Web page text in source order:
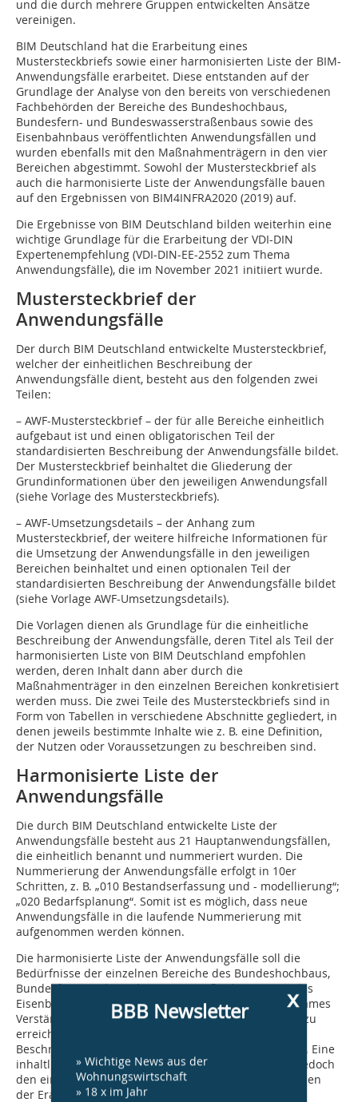
und die durch mehrere Gruppen entwickelten Ansätze
vereinigen.
BIM Deutschland hat die Erarbeitung eines
Mustersteckbriefs sowie einer harmonisierten Liste der BIM-
Anwendungsfälle erarbeitet. Diese entstanden auf der
Grundlage der Analyse von den bereits von verschiedenen
Fachbehörden der Bereiche des Bundeshochbaus,
Bundesfern- und Bundeswasserstraßenbaus sowie des
Eisenbahnbaus veröffentlichten Anwendungsfällen und
wurden ebenfalls mit den Maßnahmenträgern in den vier
Bereichen abgestimmt. Sowohl der Mustersteckbrief als
auch die harmonisierte Liste der Anwendungsfälle bauen
auf den Ergebnissen von BIM4INFRA2020 (2019) auf.
Die Ergebnisse von BIM Deutschland bilden weiterhin eine
wichtige Grundlage für die Erarbeitung der VDI-DIN
Expertenempfehlung (VDI-DIN-EE-2552 zum Thema
Anwendungsfälle), die im November 2021 initiiert wurde.
Mustersteckbrief der
Anwendungsfälle
Der durch BIM Deutschland entwickelte Mustersteckbrief,
welcher der einheitlichen Beschreibung der
Anwendungsfälle dient, besteht aus den folgenden zwei
Teilen:
– AWF-Mustersteckbrief – der für alle Bereiche einheitlich
aufgebaut ist und einen obligatorischen Teil der
standardisierten Beschreibung der Anwendungsfälle bildet.
Der Mustersteckbrief beinhaltet die Gliederung der
Grundinformationen über den jeweiligen Anwendungsfall
(siehe Vorlage des Mustersteckbriefs).
– AWF-Umsetzungsdetails – der Anhang zum
Mustersteckbrief, der weitere hilfreiche Informationen für
die Umsetzung der Anwendungsfälle in den jeweiligen
Bereichen beinhaltet und einen optionalen Teil der
standardisierten Beschreibung der Anwendungsfälle bildet
(siehe Vorlage AWF-Umsetzungsdetails).
Die Vorlagen dienen als Grundlage für die einheitliche
Beschreibung der Anwendungsfälle, deren Titel als Teil der
harmonisierten Liste von BIM Deutschland empfohlen
werden, deren Inhalt dann aber durch die
Maßnahmenträger in den einzelnen Bereichen konkretisiert
werden muss. Die zwei Teile des Mustersteckbriefs sind in
Form von Tabellen in verschiedene Abschnitte gegliedert, in
denen jeweils bestimmte Inhalte wie z. B. eine Definition,
der Nutzen oder Voraussetzungen zu beschreiben sind.
Harmonisierte Liste der
Anwendungsfälle
Die durch BIM Deutschland entwickelte Liste der
Anwendungsfälle besteht aus 21 Hauptanwendungsfällen,
die einheitlich benannt und nummeriert wurden. Die
Nummerierung der Anwendungsfälle erfolgt in 10er
Schritten, z. B. „010 Bestandserfassung und - modellierung“;
„020 Bedarfsplanung“. Somit ist es möglich, dass neue
Anwendungsfälle in die laufende Nummerierung mit
aufgenommen werden können.
Die harmonisierte Liste der Anwendungsfälle soll die
Bedürfnisse der einzelnen Bereiche des Bundeshochbaus,
Bundesfern- und Bundeswasserstraßenbaus sowie des
Eisenbahnbaus abdecken. Um ein besseres gemeinsames
Verständnis der 21 harmonisierten Anwendungsfälle zu
erreichen, wurde als Hilfestellung eine inhaltliche
Beschreibung bei jedem Anwendungsfall hinzugefügt. Eine
inhaltliche Beschreibung der Anwendungsfälle wird jedoch
den einzelnen Bereichen und Auftraggebern im Rahmen
der Erarbeitung von Anwendungsfallsteckbriefen
x
BBB Newsletter
» Wichtige News aus der
Wohnungswirtschaft
» 18 x im Jahr